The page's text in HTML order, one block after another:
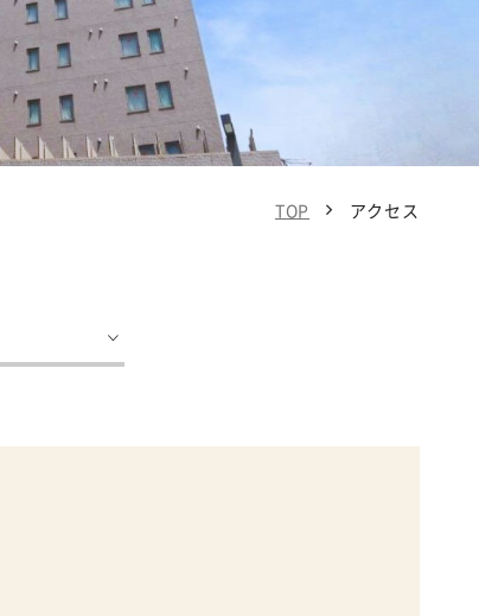
TOP アクセス